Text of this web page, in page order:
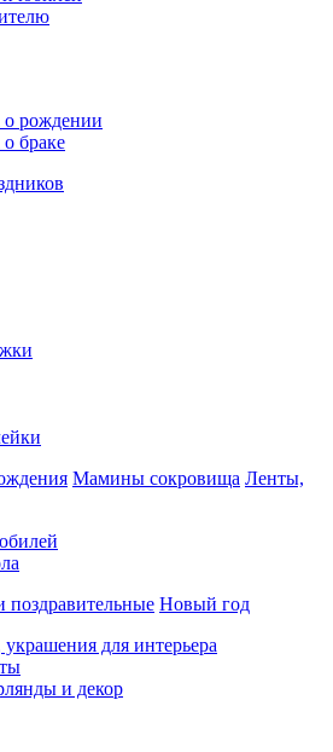
о рождении
о браке
Мамины сокровища Ленты,
поздравительные Новый год
для интерьера
и декор